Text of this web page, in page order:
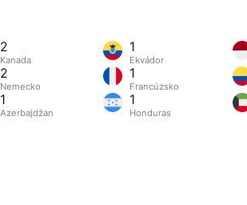
2
Kanada
2
Nemecko
1
Azerbajdžan
1
Ekvádor
1
Francúzsko
1
Honduras